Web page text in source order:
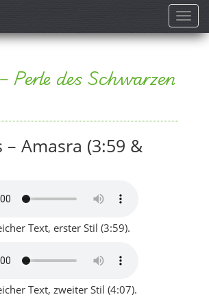
Perle des Schwarzen
– Amasra (3:59 &
Text, erster Stil (3:59).
Text, zweiter Stil (4:07).